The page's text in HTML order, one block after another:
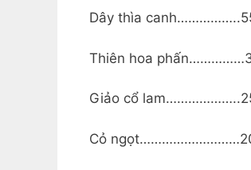
Dây thìa
Thiên hoa
Giảo cổ
Cỏ